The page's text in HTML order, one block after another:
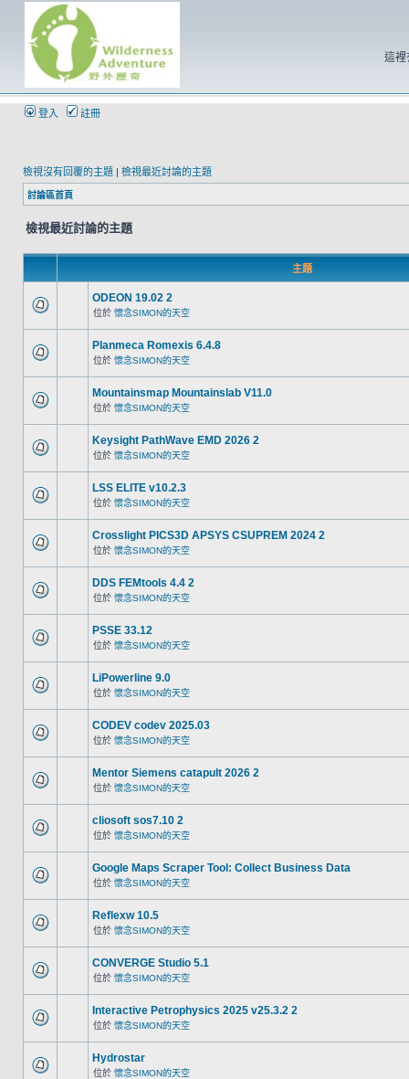
這裡
登入 註冊
檢視沒有回覆的主題 | 檢視最近討論的主題
討論區首頁
檢視最近討論的主題
主題
ODEON 19.02 2
位於 懷念SIMON的天空
Planmeca Romexis 6.4.8
位於 懷念SIMON的天空
Mountainsmap Mountainslab V11.0
位於 懷念SIMON的天空
Keysight PathWave EMD 2026 2
位於 懷念SIMON的天空
LSS ELITE v10.2.3
位於 懷念SIMON的天空
Crosslight PICS3D APSYS CSUPREM 2024 2
位於 懷念SIMON的天空
DDS FEMtools 4.4 2
位於 懷念SIMON的天空
PSSE 33.12
位於 懷念SIMON的天空
LiPowerline 9.0
位於 懷念SIMON的天空
CODEV codev 2025.03
位於 懷念SIMON的天空
Mentor Siemens catapult 2026 2
位於 懷念SIMON的天空
cliosoft sos7.10 2
位於 懷念SIMON的天空
Google Maps Scraper Tool: Collect Business Data
位於 懷念SIMON的天空
Reflexw 10.5
位於 懷念SIMON的天空
CONVERGE Studio 5.1
位於 懷念SIMON的天空
Interactive Petrophysics 2025 v25.3.2 2
位於 懷念SIMON的天空
Hydrostar
位於 懷念SIMON的天空